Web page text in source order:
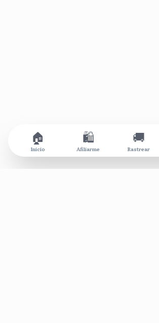
🏠
Inicio
🛍️
Afiliarme
🚚
Rastrear